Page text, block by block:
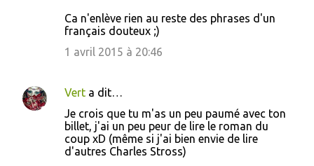
Ca n'enlève rien au reste des phrases d'un
français douteux ;)
1 avril 2015 à 20:46
Vert a dit…
Je crois que tu m'as un peu paumé avec ton
billet, j'ai un peu peur de lire le roman du
coup xD (même si j'ai bien envie de lire
d'autres Charles Stross)